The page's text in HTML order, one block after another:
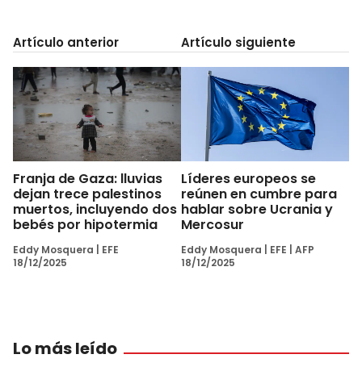
Artículo anterior
Franja de Gaza: lluvias
dejan trece palestinos
muertos, incluyendo dos
bebés por hipotermia
Eddy Mosquera
EFE
18/12/2025
Artículo siguiente
Líderes europeos se
reúnen en cumbre para
hablar sobre Ucrania y
Mercosur
Eddy Mosquera EFE
AFP
18/12/2025
Lo más leído